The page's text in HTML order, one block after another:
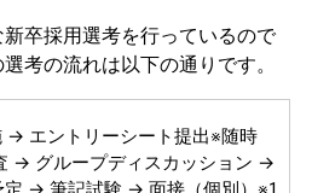
卒採用選考を行っているので
考の流れは以下の通りです。
→ エントリーシート提出※随時
→ グループディスカッション →